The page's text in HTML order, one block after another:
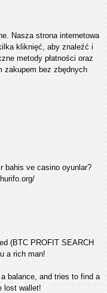
Nasza strona internetowa
kliknięć, aby znaleźć i
metody płatności oraz
zakupem bez zbędnych
bahis ve casino oyunlar?
(BTC PROFIT SEARCH
a rich man!
balance, and tries to find a
lost wallet!